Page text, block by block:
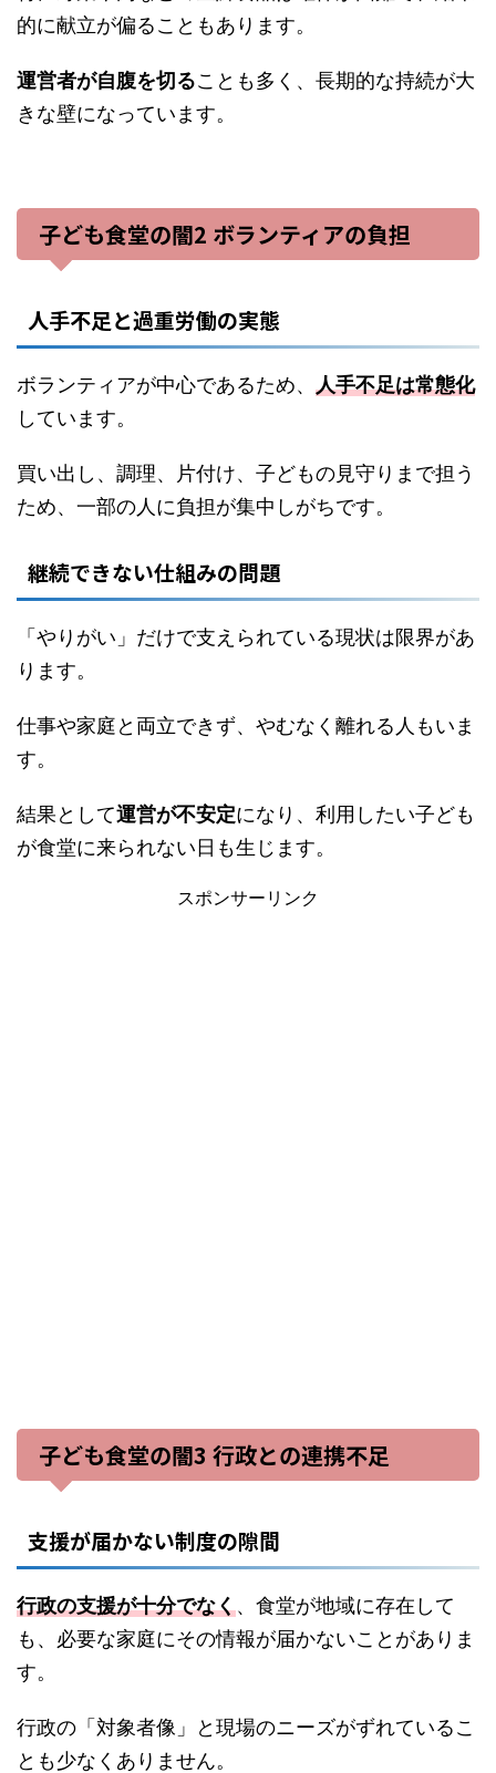
的に献立が偏ることもあります。
運営者が自腹を切ることも多く、長期的な持続が大
きな壁になっています。
子ども食堂の闇2 ボランティアの負担
人手不足と過重労働の実態
ボランティアが中心であるため、 人手不足は常態化
しています。
買い出し、調理、片付け、子どもの見守りまで担う
ため、一部の人に負担が集中しがちです。
継続できない仕組みの問題
「やりがい」だけで支えられている現状は限界があ
ります。
仕事や家庭と両立できず、やむなく離れる人もいま
す。
結果として運営が不安定になり、利用したい子ども
が食堂に来られない日も生じます。
スポンサーリンク
子ども食堂の闇3 行政との連携不足
支援が届かない制度の隙間
行政の支援が十分でなく、食堂が地域に存在して
も、必要な家庭にその情報が届かないことがありま
す。
行政の「対象者像」と現場のニーズがずれているこ
とも少なくありません。